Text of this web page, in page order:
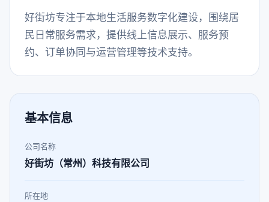
好街坊专注于本地生活服务数字化建设，围绕居
民日常服务需求，提供线上信息展示、服务预
约、订单协同与运营管理等技术支持。
基本信息
公司名称
好街坊（常州）科技有限公司
所在地